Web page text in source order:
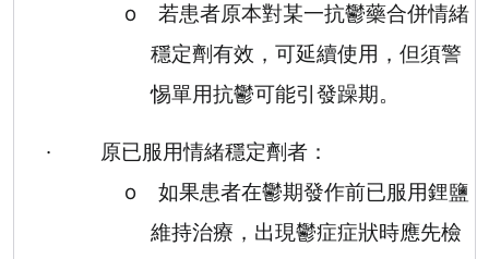
o
若患者原本對某一抗鬱藥合併情緒
穩定劑有效，可延續使用，但須警
惕單用抗鬱可能引發躁期。
·
原已服用情緒穩定劑者：
o
如果患者在鬱期發作前已服用鋰鹽
維持治療，出現鬱症症狀時應先檢